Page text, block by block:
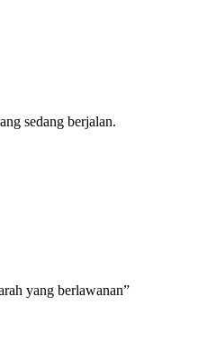
sedang berjalan.
yang berlawanan”